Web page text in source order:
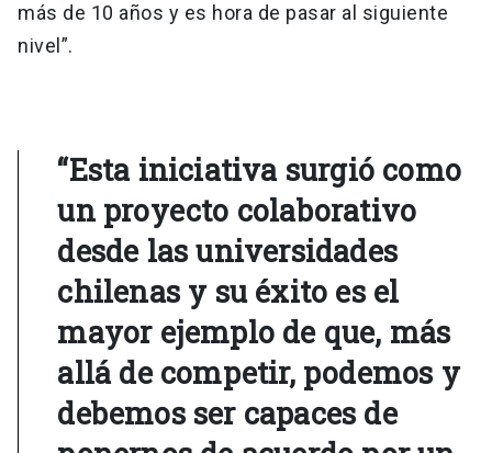
más de 10 años y es hora de pasar al siguiente
nivel”.
“Esta iniciativa surgió como
un proyecto colaborativo
desde las universidades
chilenas y su éxito es el
mayor ejemplo de que, más
allá de competir, podemos y
debemos ser capaces de